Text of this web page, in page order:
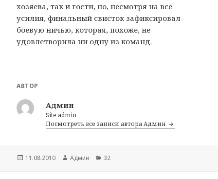
хозяева, так и гости, но, несмотря на все
усилия, финальный свисток зафиксировал
боевую ничью, которая, похоже, не
удовлетворила ни одну из команд.
АВТОР
Админ
Site admin
Посмотреть все записи автора Админ
Опубликовано
11.08.2010 Автор
Админ Рубрики
32